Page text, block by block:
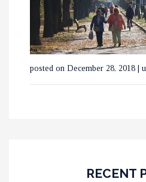
posted on December 28, 2018
RECENT